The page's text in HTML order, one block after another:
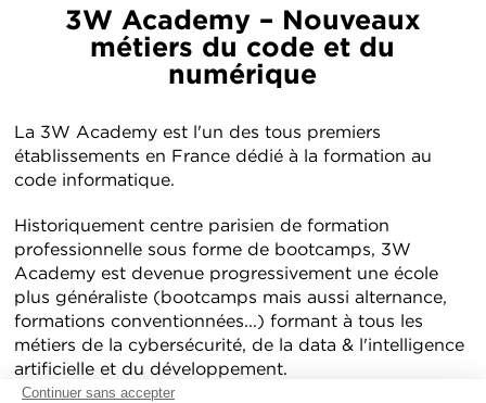
3W Academy – Nouveaux
métiers du code et du
numérique
La 3W Academy est l'un des tous premiers
établissements en France dédié à la formation au
code informatique.
Historiquement centre parisien de formation
professionnelle sous forme de bootcamps, 3W
Academy est devenue progressivement une école
plus généraliste (bootcamps mais aussi alternance,
formations conventionnées...) formant à tous les
métiers de la cybersécurité, de la data & l'intelligence
artificielle et du développement.
Continuer sans accepter